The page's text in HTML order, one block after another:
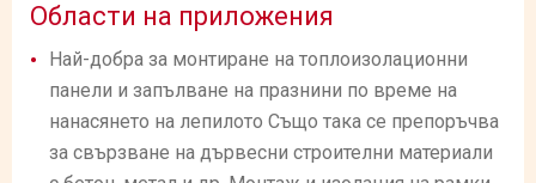
Области на приложения
Най-добра за монтиране на топлоизолационни
панели и запълване на празнини по време на
нанасянето на лепилото Също така се препоръчва
за свързване на дървесни строителни материали